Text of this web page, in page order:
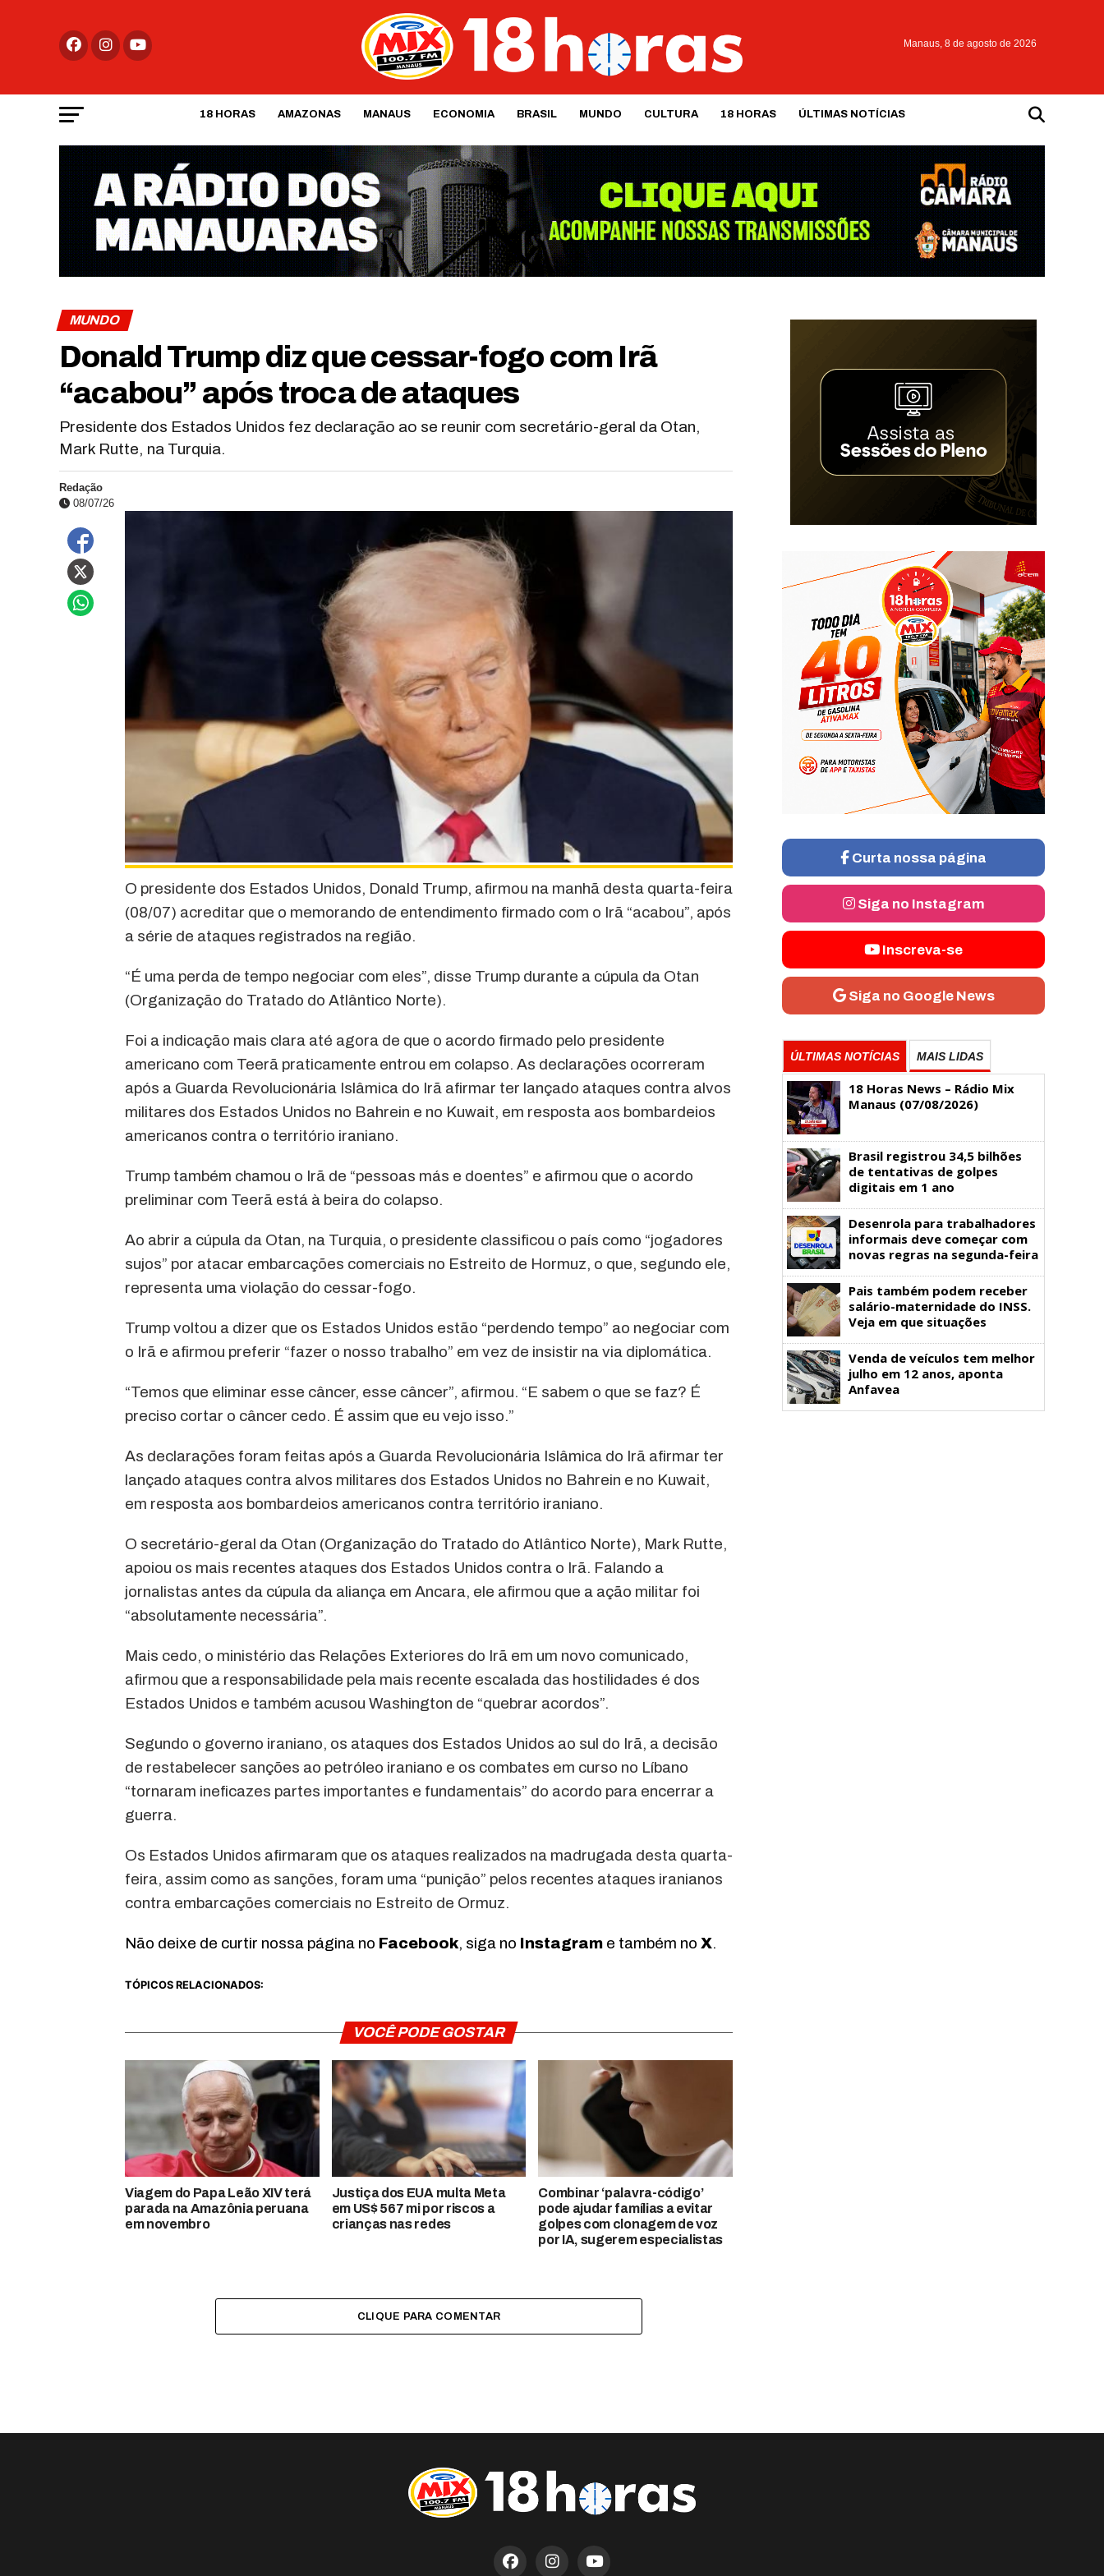
Manaus, 8 de agosto de 2026
18 HORAS AMAZONAS MANAUS ECONOMIA BRASIL MUNDO CULTURA 18 HORAS ÚLTIMAS NOTÍCIAS
MUNDO
Donald Trump diz que cessar-fogo com Irã
“acabou” após troca de ataques
Presidente dos Estados Unidos fez declaração ao se reunir com secretário-geral da Otan,
Mark Rutte, na Turquia.
Redação
08/07/26
O presidente dos Estados Unidos, Donald Trump, afirmou na manhã desta quarta-feira
(08/07) acreditar que o memorando de entendimento firmado com o Irã “acabou”, após
a série de ataques registrados na região.
“É uma perda de tempo negociar com eles”, disse Trump durante a cúpula da Otan
(Organização do Tratado do Atlântico Norte).
Foi a indicação mais clara até agora de que o acordo firmado pelo presidente
americano com Teerã praticamente entrou em colapso. As declarações ocorreram
após a Guarda Revolucionária Islâmica do Irã afirmar ter lançado ataques contra alvos
militares dos Estados Unidos no Bahrein e no Kuwait, em resposta aos bombardeios
americanos contra o território iraniano.
Trump também chamou o Irã de “pessoas más e doentes” e afirmou que o acordo
preliminar com Teerã está à beira do colapso.
Ao abrir a cúpula da Otan, na Turquia, o presidente classificou o país como “jogadores
sujos” por atacar embarcações comerciais no Estreito de Hormuz, o que, segundo ele,
representa uma violação do cessar-fogo.
Trump voltou a dizer que os Estados Unidos estão “perdendo tempo” ao negociar com
o Irã e afirmou preferir “fazer o nosso trabalho” em vez de insistir na via diplomática.
“Temos que eliminar esse câncer, esse câncer”, afirmou. “E sabem o que se faz? É
preciso cortar o câncer cedo. É assim que eu vejo isso.”
As declarações foram feitas após a Guarda Revolucionária Islâmica do Irã afirmar ter
lançado ataques contra alvos militares dos Estados Unidos no Bahrein e no Kuwait,
em resposta aos bombardeios americanos contra território iraniano.
O secretário-geral da Otan (Organização do Tratado do Atlântico Norte), Mark Rutte,
apoiou os mais recentes ataques dos Estados Unidos contra o Irã. Falando a
jornalistas antes da cúpula da aliança em Ancara, ele afirmou que a ação militar foi
“absolutamente necessária”.
Mais cedo, o ministério das Relações Exteriores do Irã em um novo comunicado,
afirmou que a responsabilidade pela mais recente escalada das hostilidades é dos
Estados Unidos e também acusou Washington de “quebrar acordos”.
Segundo o governo iraniano, os ataques dos Estados Unidos ao sul do Irã, a decisão
de restabelecer sanções ao petróleo iraniano e os combates em curso no Líbano
“tornaram ineficazes partes importantes e fundamentais” do acordo para encerrar a
guerra.
Os Estados Unidos afirmaram que os ataques realizados na madrugada desta quarta-
feira, assim como as sanções, foram uma “punição” pelos recentes ataques iranianos
contra embarcações comerciais no Estreito de Ormuz.
Não deixe de curtir nossa página no Facebook, siga no Instagram e também no X.
TÓPICOS RELACIONADOS:
VOCÊ PODE GOSTAR
Viagem do Papa Leão XIV terá
parada na Amazônia peruana
em novembro
Justiça dos EUA multa Meta
em US$ 567 mi por riscos a
crianças nas redes
Combinar ‘palavra-código’
pode ajudar famílias a evitar
golpes com clonagem de voz
por IA, sugerem especialistas
CLIQUE PARA COMENTAR
Curta nossa página
Siga no Instagram
Inscreva-se
Siga no Google News
ÚLTIMAS NOTÍCIAS MAIS LIDAS
18 Horas News​​​​​​​​​​​​ – Rádio Mix
Manaus (07/08/2026)
Brasil registrou 34,5 bilhões
de tentativas de golpes
digitais em 1 ano
Desenrola para trabalhadores
informais deve começar com
novas regras na segunda-feira
Pais também podem receber
salário-maternidade do INSS.
Veja em que situações
Venda de veículos tem melhor
julho em 12 anos, aponta
Anfavea